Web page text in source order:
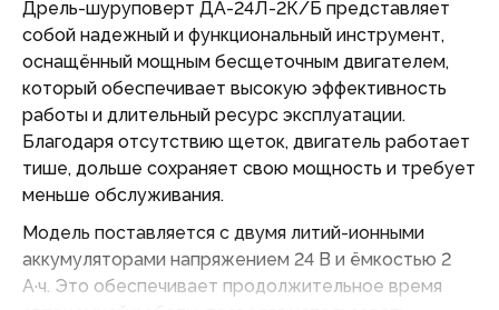
Дрель-шуруповерт ДА-24Л-2К/Б представляет
собой надежный и функциональный инструмент,
оснащённый мощным бесщеточным двигателем,
который обеспечивает высокую эффективность
работы и длительный ресурс эксплуатации.
Благодаря отсутствию щеток, двигатель работает
тише, дольше сохраняет свою мощность и требует
меньше обслуживания.
Модель поставляется с двумя литий-ионными
аккумуляторами напряжением 24 В и ёмкостью 2
А·ч. Это обеспечивает продолжительное время